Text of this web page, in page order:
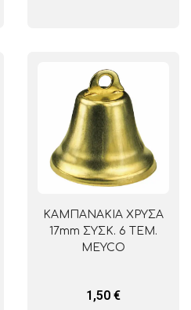
ΚΑΜΠΑΝΑΚΙΑ ΧΡΥΣΑ
17mm ΣΥΣΚ. 6 ΤΕΜ.
MEYCO
1,50 €